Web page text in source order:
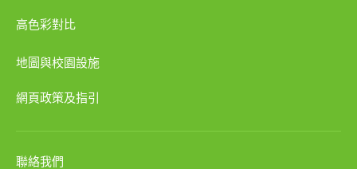
高色彩對比
地圖與校園設施
網頁政策及指引
聯絡我們